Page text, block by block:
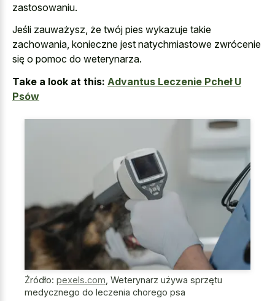
zastosowaniu.
Jeśli zauważysz, że twój pies wykazuje takie
zachowania, konieczne jest natychmiastowe zwrócenie
się o pomoc do weterynarza.
Take a look at this: Advantus Leczenie Pcheł U
Psów
Źródło: pexels.com Weterynarz używa sprzętu
medycznego do leczenia chorego psa